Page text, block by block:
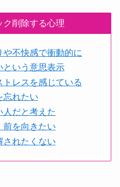
ク削除する心理
や不快感で衝動的に
という意思表示
レスを感じている
忘れたい
人だと考えた
前を向きたい
されたくない